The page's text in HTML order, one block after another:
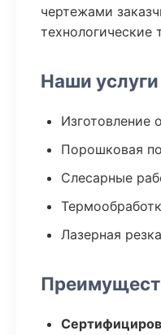
чертежами
технологические
Наши услуги
Изготовление
Порошковая
Слесарные
Лазерная резка